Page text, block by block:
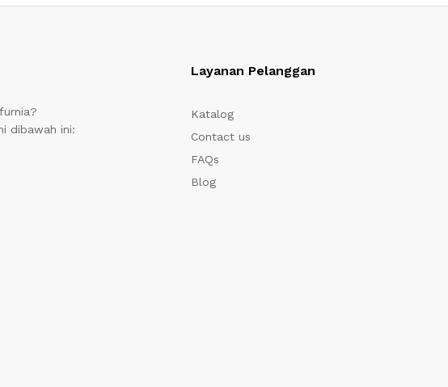
dibawah ini:
Layanan Pelanggan
Katalog
Contact us
FAQs
Blog